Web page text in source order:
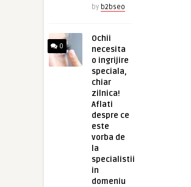
by b2bseo
0
Ochii
necesita
o ingrijire
speciala,
chiar
zilnica!
Aflati
despre ce
este
vorba de
la
specialistii
in
domeniu